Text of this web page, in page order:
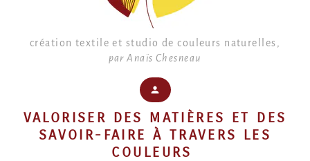
création textile et studio de couleurs naturelles,
par Anaïs Chesneau
person mon compte
VALORISER DES MATIÈRES ET DES
SAVOIR-FAIRE À TRAVERS LES
COULEURS